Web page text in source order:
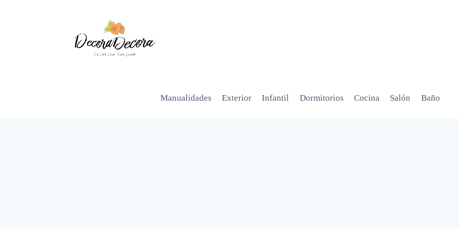
Manualidades Exterior Infantil Dormitorios Cocina Salón Baño